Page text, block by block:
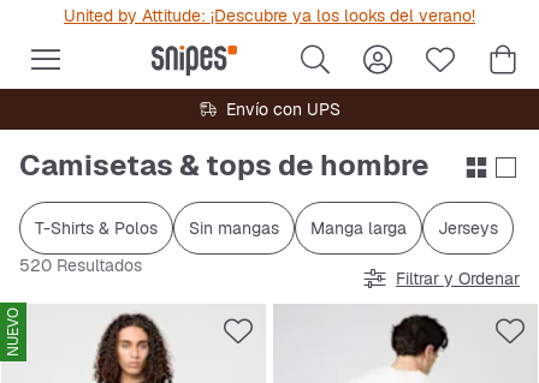
United by Attitude: ¡Descubre ya los looks del verano!
Envío con UPS
Camisetas & tops de hombre
T-Shirts & Polos Sin mangas Manga larga
Jerseys
520 Resultados
Filtrar y Ordenar
NUEVO